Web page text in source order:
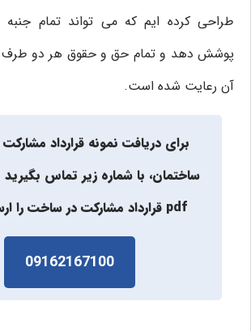
طراحی کرده ایم که می تواند تمام
پوشش دهد و تمام حق و حقوق هر دو طرف
آن رعایت شده است.
برای دریافت نمونه قرارداد
ساختمان، با شماره زیر تماس بگیرید
pdf قرارداد مشارکت در ساخت را ارسال کنند.
09162167100